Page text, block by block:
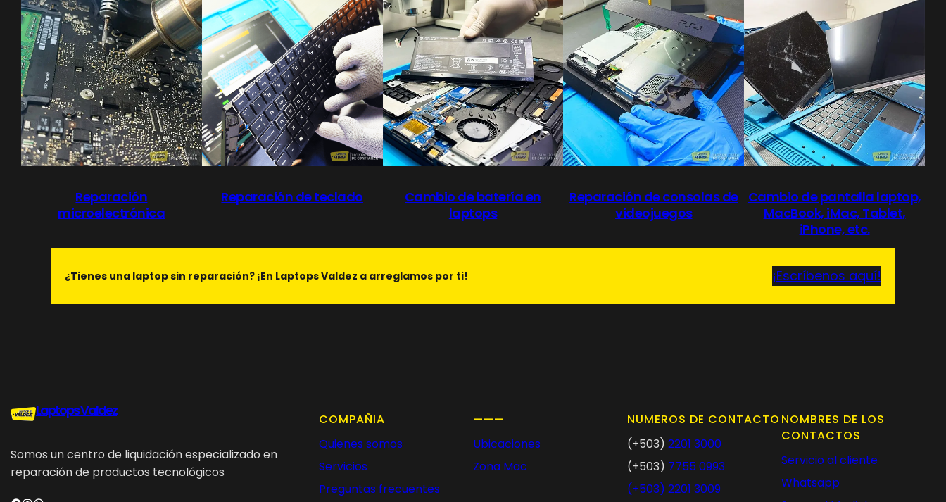
Reparación
microelectrónica
Reparación de teclado
Cambio de batería en
laptops
Reparación de consolas de
videojuegos
Cambio de pantalla laptop,
MacBook, iMac, Tablet,
iPhone, etc.
¿Tienes una laptop sin reparación? ¡En Laptops Valdez a arreglamos por ti! ¡Escríbenos aquí!
Laptops Valdez
Somos un centro de liquidación especializado en
reparación de productos tecnológicos
COMPAÑIA
Quienes somos
Servicios
Preguntas frecuentes
———
Ubicaciones
Zona Mac
NUMEROS DE CONTACTO
(+503) 2201 3000
(+503) 7755 0993
(+503) 2201 3009
NOMBRES DE LOS
CONTACTOS
Servicio al cliente
Whatsapp